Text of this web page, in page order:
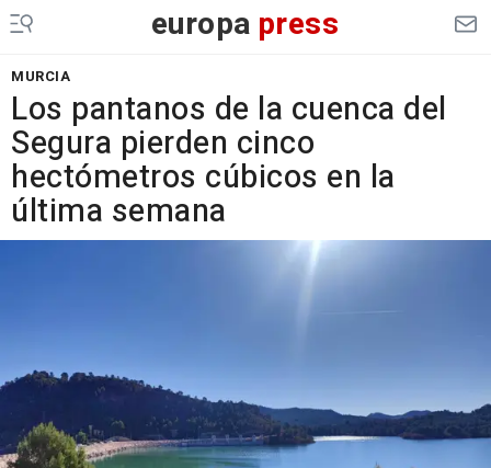
europa press
MURCIA
Los pantanos de la cuenca del
Segura pierden cinco
hectómetros cúbicos en la
última semana